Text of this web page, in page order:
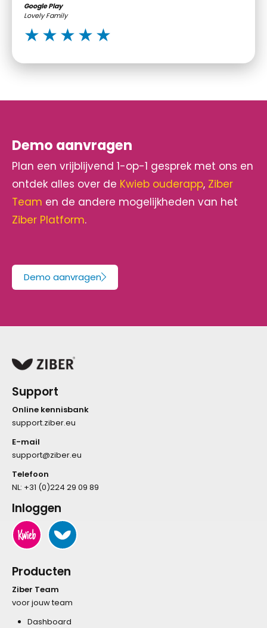
Google Play
Lovely Family
Demo aanvragen
Plan een vrijblijvend 1-op-1 gesprek met ons en
ontdek alles over de Kwieb ouderapp, Ziber
Team en de andere mogelijkheden van het
Ziber Platform.
Demo aanvragen
Support
Online kennisbank
support.ziber.eu
E-mail
support@ziber.eu
Telefoon
NL: +31 (0)224 29 09 89
Inloggen
Producten
Ziber Team
voor jouw team
Dashboard